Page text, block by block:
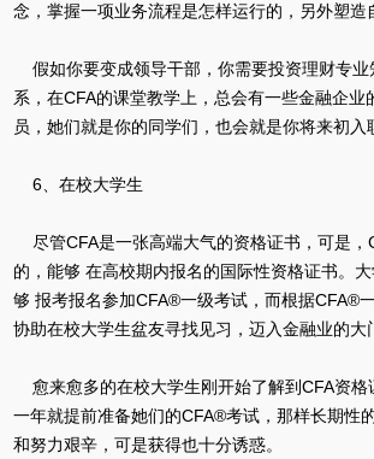
念，掌握一项业务流程是怎样运行的，另外塑造
假如你要变成领导干部，你需要投资理财专业
系，在CFA的课堂教学上，总会有一些金融企业
员，她们就是你的同学们，也会就是你将来初入
6、在校大学生
尽管CFA是一张高端大气的资格证书，可是，
的，能够 在高校期内报名的国际性资格证书。
够 报考报名参加CFA®一级考试，而根据CFA®
协助在校大学生盆友寻找见习，迈入金融业的大
愈来愈多的在校大学生刚开始了解到CFA资格
一年就提前准备她们的CFA®考试，那样长期性
和努力艰辛，可是获得也十分诱惑。